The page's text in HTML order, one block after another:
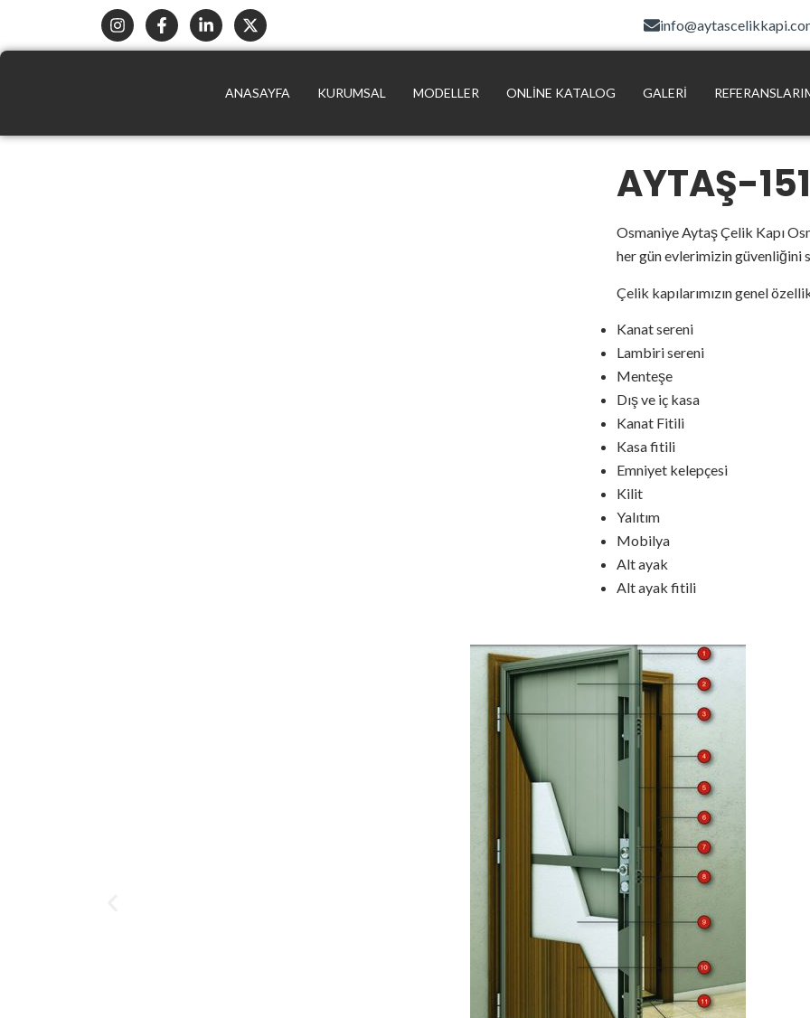
ANASAYFA KURUMSAL MODELLER ONLINE KATALOG GALERI
AYTAŞ-
Osmaniye Aytaş Çelik Kapı
her gün evlerimizin güvenliğini
Çelik kapılarımızın genel
Kanat sereni
Lambiri sereni
Menteşe
Dış ve iç kasa
Kanat Fitili
Kasa fitili
Emniyet kelepçesi
Kilit
Yalıtım
Mobilya
Alt ayak
Alt ayak fitili